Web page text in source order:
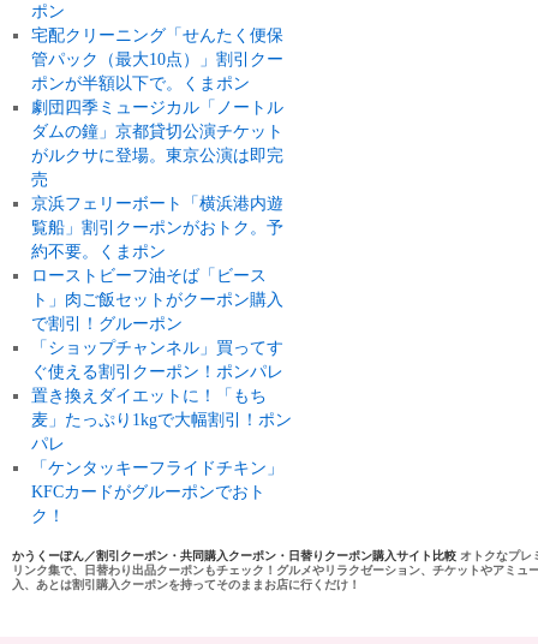
ポン
宅配クリーニング「せんたく便保
管パック（最大10点）」割引クー
ポンが半額以下で。くまポン
劇団四季ミュージカル「ノートル
ダムの鐘」京都貸切公演チケット
がルクサに登場。東京公演は即完
売
京浜フェリーボート「横浜港内遊
覧船」割引クーポンがおトク。予
約不要。くまポン
ローストビーフ油そば「ビース
ト」肉ご飯セットがクーポン購入
で割引！グルーポン
「ショップチャンネル」買ってす
ぐ使える割引クーポン！ポンパレ
置き換えダイエットに！「もち
麦」たっぷり1kgで大幅割引！ポン
パレ
「ケンタッキーフライドチキン」
KFCカードがグルーポンでおト
ク！
かうくーぽん／割引クーポン・共同購入クーポン・日替りクーポン購入サイト比較 オトクなプレ
リンク集で、日替わり出品クーポンもチェック！グルメやリラクゼーション、チケットやアミ
入、あとは割引購入クーポンを持ってそのままお店に行くだけ！